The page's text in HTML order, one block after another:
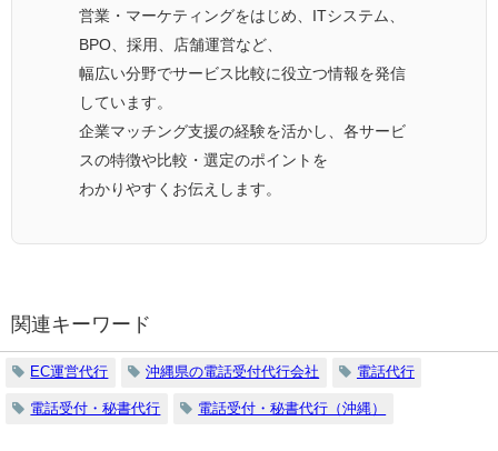
営業・マーケティングをはじめ、ITシステム、
BPO、採用、店舗運営など、
幅広い分野でサービス比較に役立つ情報を発信
しています。
企業マッチング支援の経験を活かし、各サービ
スの特徴や比較・選定のポイントを
わかりやすくお伝えします。
関連キーワード
EC運営代行 沖縄県の電話受付代行会社 電話代行
電話受付・秘書代行 電話受付・秘書代行（沖縄）